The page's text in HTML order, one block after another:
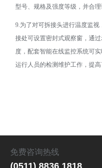
型号、规格及强度等级，并合理
9.为了对可拆接头进行温度监
接处可设置密封式观察窗，通
度，配套智能在线监控系统可
运行人员的检测维护工作，提高
免费咨询热线